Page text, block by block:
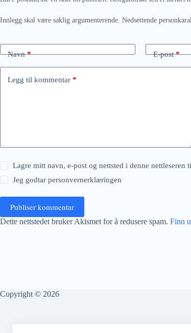
Innlegg skal være saklig argumenterende. Nedsettende
Navn* E-post*
Legg til kommentar *
Lagre mitt navn, e-post og nettsted i denne nettleseren
Jeg godtarpersonvernerklæringen
Publiser kommentar
Dette nettstedet bruker Akismet for å redusere spam. Finn
Copyright © 2026